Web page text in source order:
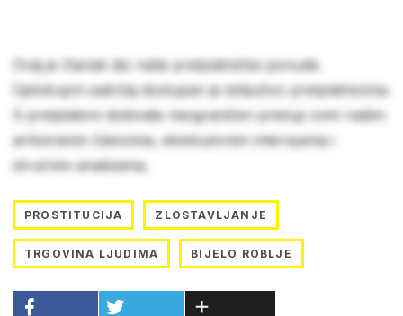
Ovaj je članak dio naše pretplatničke ponude.
Cjelokupni sadržaj dostupan je isključivo pretplatnicima.
S pretplatom dobivate neograničen pristup svim našim
arhiviranim člancima, ekskluzivnim intervjuima i
stručnim analizama.
PROSTITUCIJA ZLOSTAVLJANJE
TRGOVINA LJUDIMA BIJELO ROBLJE